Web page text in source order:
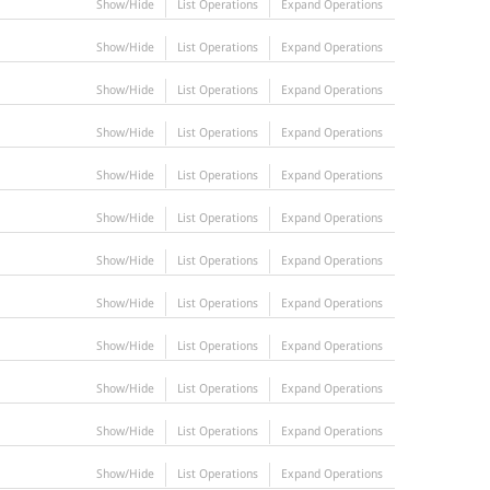
Show/Hide List Operations Expand Operations
Show/Hide List Operations Expand Operations
Show/Hide List Operations Expand Operations
Show/Hide List Operations Expand Operations
Show/Hide List Operations Expand Operations
Show/Hide List Operations Expand Operations
Show/Hide List Operations Expand Operations
Show/Hide List Operations Expand Operations
Show/Hide List Operations Expand Operations
Show/Hide List Operations Expand Operations
Show/Hide List Operations Expand Operations
Show/Hide List Operations Expand Operations